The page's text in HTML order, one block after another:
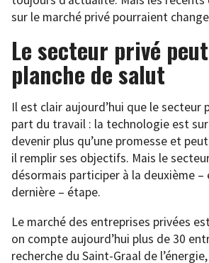
sur le marché privé pourraient
Le secteur privé
planche de salut
Il est clair aujourd’hui que le secteur
part du travail : la technologie est
devenir plus qu’une promesse et
il remplir ses objectifs. Mais le
désormais participer à la deuxième –
dernière – étape.
Le marché des entreprises privées
on compte aujourd’hui plus de 30
recherche du Saint-Graal de